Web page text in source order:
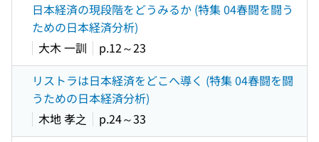
日本経済の現段階をどうみるか (特集 04春闘を闘う
ための日本経済分析)
大木 一訓
p.12～23
リストラは日本経済をどこへ導く (特集 04春闘を闘
うための日本経済分析)
木地 孝之
p.24～33